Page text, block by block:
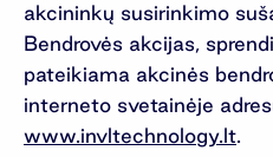
akcininkų susirinkimo
Bendrovės akcijas,
pateikiama akcinės
interneto svetainėje
www.invltechnology.lt.